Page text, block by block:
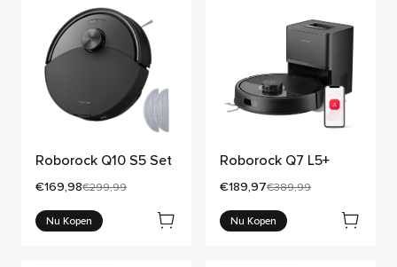
Roborock Q10 S5 Set
Huidige prijs:
€169,98Oorspronkelijke prijs:
€299,99
Nu Kopen
Roborock Q7 L5+
Huidige prijs:
€189,97Oorspronkelijke prijs:
€389,99
Nu Kopen